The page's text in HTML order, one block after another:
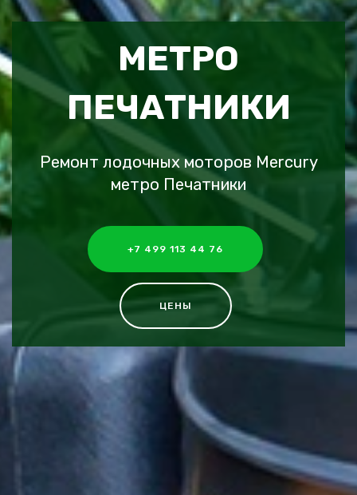
МЕТРО
ПЕЧАТНИКИ
Ремонт лодочных моторов Mercury
метро Печатники
+7 499 113 44 76
ЦЕНЫ